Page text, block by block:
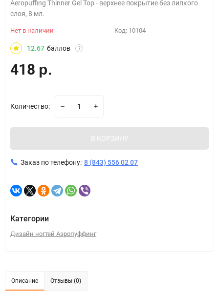
Aeropuffing Thinner Gel Top - верхнее покрытие без липкого
слоя, 8 мл.
Нет в наличии Код: 10104
12.67 баллов ?
418 р.
Количество:
В КОРЗИНУ
Заказ по телефону: 8 (843) 556 02 07
Категории
Дизайн ногтей Аэропуффинг
Описание Отзывы (0)